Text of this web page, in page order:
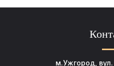
м.Ужгород, вул.